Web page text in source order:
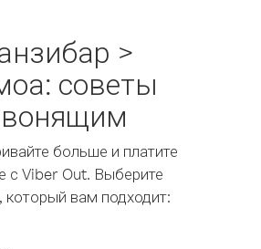
>
советы
больше и платите
с Viber Out. Выберите
который вам подходит: